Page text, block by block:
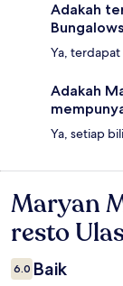
Adakah
Ya,
Adakah
Ya, setiap
Ulasan
Maryan
resto
6.0 Baik